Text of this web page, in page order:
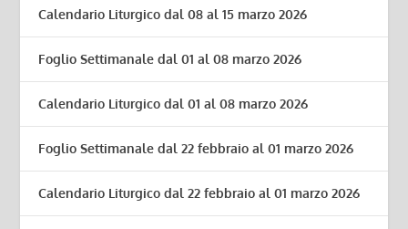
Calendario Liturgico dal 08 al 15 marzo 2026
Foglio Settimanale dal 01 al 08 marzo 2026
Calendario Liturgico dal 01 al 08 marzo 2026
Foglio Settimanale dal 22 febbraio al 01 marzo 2026
Calendario Liturgico dal 22 febbraio al 01 marzo 2026